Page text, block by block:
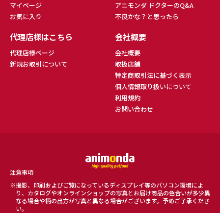
マイページ
お気に入り
アニモンダ ドクターのQ&A
不良かな？と思ったら
代理店様はこちら
代理店様ページ
新規お取引について
会社概要
会社概要
取扱店舗
特定商取引法に基づく表示
個人情報取り扱いについて
利用規約
お問い合わせ
注意事項
撮影、印刷およびご覧になっているディスプレイ等のパソコン環境によ
り、カタログやオンラインショップの写真とお届け商品の色合いが多少異
なる場合や柄の出方が写真と異なる場合がございます。予めご了承くださ
い。